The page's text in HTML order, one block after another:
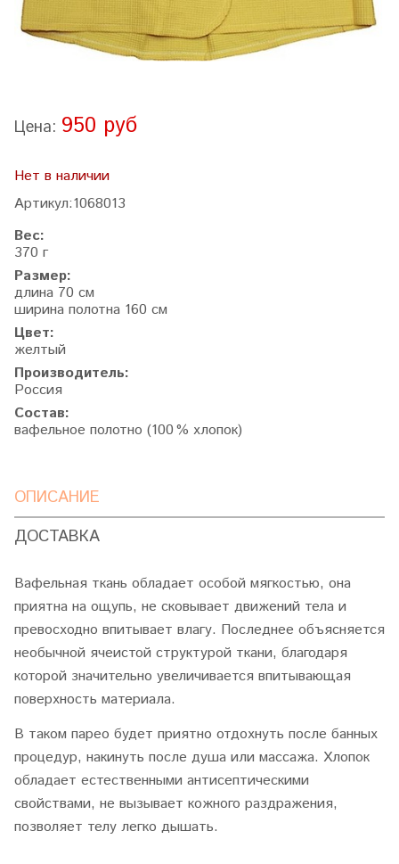
Цена: 950 руб
Нет в наличии
Артикул:1068013
Вес:
370 г
Размер:
длина 70 см
ширина полотна 160 см
Цвет:
желтый
Производитель:
Россия
Состав:
вафельное полотно (100 % хлопок)
ОПИСАНИЕ
ДОСТАВКА
Вафельная ткань обладает особой мягкостью, она
приятна на ощупь, не сковывает движений тела и
превосходно впитывает влагу. Последнее объясняется
необычной ячеистой структурой ткани, благодаря
которой значительно увеличивается впитывающая
поверхность материала.
В таком парео будет приятно отдохнуть после банных
процедур, накинуть после душа или массажа. Хлопок
обладает естественными антисептическими
свойствами, не вызывает кожного раздражения,
позволяет телу легко дышать.